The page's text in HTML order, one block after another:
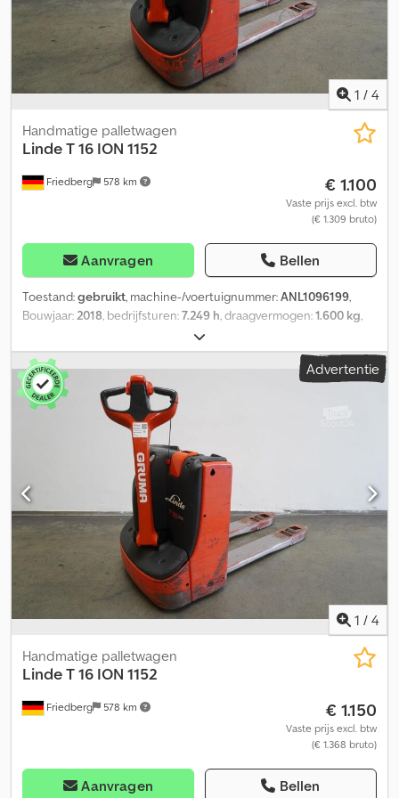
1 / 4
Friedberg 578 km
Handmatige palletwagen
LindeT 16 ION 1152
€ 1.100
Vaste prijs excl. btw
(€ 1.309 bruto)
Aanvragen Bellen
Toestand:gebruikt, machine-/voertuignummer:ANL1096199,
Bouwjaar:2018, bedrijfsturen:7.249 h, draagvermogen:1.600 kg,
, batterijcapaciteit:
batterijspanning:24 V, vorkenbordbreedte:540 mm, vorklengte:
1.150 mm, leeggewicht: 316 kg 1.650 mm, totale
breedte:
720 mm, brandstof:elektriciteit
Aquamatic-systeem Chodpfszkcd Dox Ahyja - Voertuigstekker
MRC 160A - Verticale accuwissel - Vorkuitvoering 540 - 1150 - 188
mm - Toegangscontrole: LFM-RFID - Linde-oplader Ion HF, lengte
stroomkabel 2,5 m, lengte laadkabel 3 m - Online-
gegevensuitwisseling - LSP 0.6 Ref: ANL1096199
Advertentie
1 / 4
Friedberg 578 km
Handmatige palletwagen
LindeT 16 ION 1152
€ 1.150
Vaste prijs excl. btw
(€ 1.368 bruto)
Aanvragen Bellen